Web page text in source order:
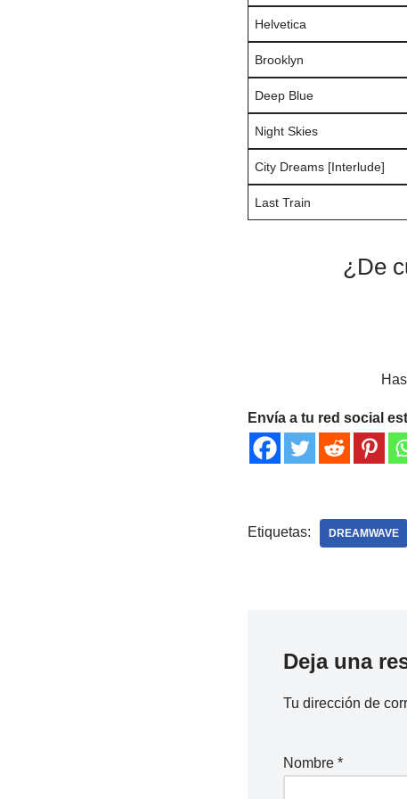
Helvetica
Brooklyn
Deep Blue
Night Skies
City Dreams [Interlude]
Last Train
¿De
Envía a tu red social
Etiquetas: DREAMWAVE
Deja una
Tu dirección de
Nombre *